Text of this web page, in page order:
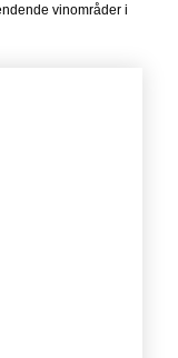
vinområder i